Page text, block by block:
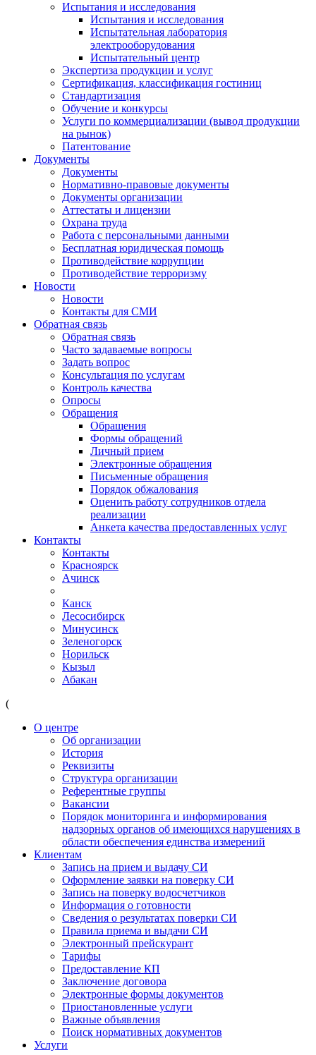
Испытания и исследования
Испытания и исследования
Испытательная лаборатория
электрооборудования
Испытательный центр
Экспертиза продукции и услуг
Сертификация, классификация гостиниц
Стандартизация
Обучение и конкурсы
Услуги по коммерциализации (вывод продукции
на рынок)
Патентование
Документы
Документы
Нормативно-правовые документы
Документы организации
Аттестаты и лицензии
Охрана труда
Работа с персональными данными
Бесплатная юридическая помощь
Противодействие коррупции
Противодействие терроризму
Новости
Новости
Контакты для СМИ
Обратная связь
Обратная связь
Часто задаваемые вопросы
Задать вопрос
Консультация по услугам
Контроль качества
Опросы
Обращения
Обращения
Формы обращений
Личный прием
Электронные обращения
Письменные обращения
Порядок обжалования
Оценить работу сотрудников отдела
реализации
Анкета качества предоставленных услуг
Контакты
Контакты
Красноярск
Ачинск
Канск
Лесосибирск
Минусинск
Зеленогорск
Норильск
Кызыл
Абакан
(
О центре
Об организации
История
Реквизиты
Структура организации
Референтные группы
Вакансии
Порядок мониторинга и информирования
надзорных органов об имеющихся нарушениях в
области обеспечения единства измерений
Клиентам
Запись на прием и выдачу СИ
Оформление заявки на поверку СИ
Запись на поверку водосчетчиков
Информация о готовности
Сведения о результатах поверки СИ
Правила приема и выдачи СИ
Электронный прейскурант
Тарифы
Предоставление КП
Заключение договора
Электронные формы документов
Приостановленные услуги
Важные объявления
Поиск нормативных документов
Услуги